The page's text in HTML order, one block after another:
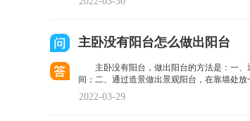
主卧没有阳台怎么做出阳台
主卧没有阳台，做出阳台的方法是：一
间；二、通过造景做出景观阳台，在靠墙处放
2022-03-29